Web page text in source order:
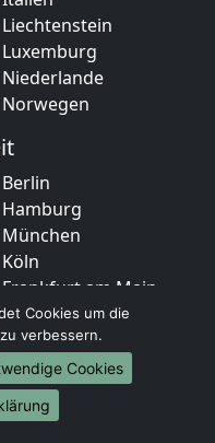
am Main
Stuttgart
Düsseldorf
Dortmund
Cookies um die
verbessern.
Cookies